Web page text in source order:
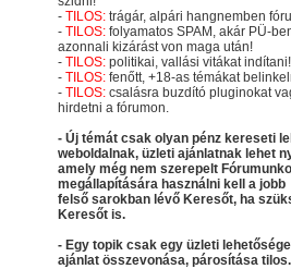
- TILOS: trágár, alpári hangnemben
- TILOS: folyamatos SPAM, akár PÜ-
azonnali kizárást von maga után!
- TILOS: politikai, vallási vitákat indítani!
- TILOS: fenőtt, +18-as témákat
- TILOS: csalásra buzdító pluginokat
hirdetni a fórumon.
- Új témát csak olyan pénz kereseti
weboldalnak, üzleti ajánlatnak lehet
amely még nem szerepelt
megállapítására használni kell a jobb
felső sarokban lévő Keresőt, ha
Keresőt is.
- Egy topik csak egy üzleti
ajánlat összevonása, párosítása tilos.